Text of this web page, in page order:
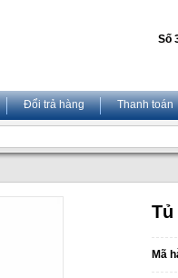
Số
Đổi trả hàng Thanh toán
Tủ
Mã